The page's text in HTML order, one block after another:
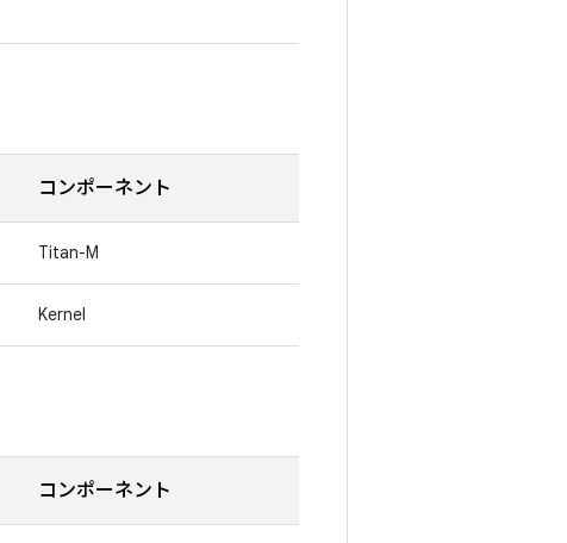
コンポーネント
Titan-M
Kernel
コンポーネント